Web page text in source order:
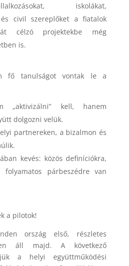
iskolákat,
és civil szereplőket a fiatalok
célzó projektekbe még
is.
fő tanulságot vontak le a
„aktivizálni” kell, hanem
dolgozni velük.
partnereken, a bizalmon és
kevés: közös definíciókra,
párbeszédre van
a pilotok!
ország első, részletes
áll majd. A következő
a helyi együttműködési